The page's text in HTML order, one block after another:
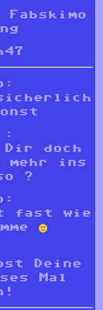
:
doch
mehr ins
?
fast wie
Deine
Mal